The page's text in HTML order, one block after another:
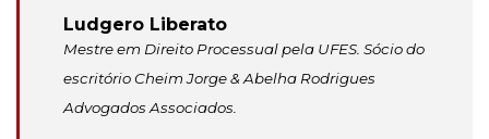
Ludgero Liberato
Mestre em Direito Processual pela UFES. Sócio do
escritório Cheim Jorge & Abelha Rodrigues
Advogados Associados.